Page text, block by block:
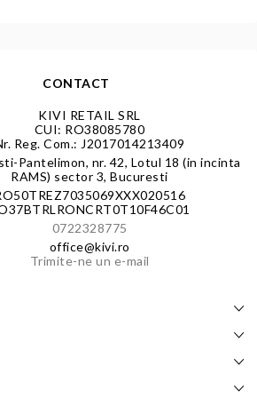
CONTACT
KIVI RETAIL SRL
CUI: RO38085780
Reg. Com.: J2017014213409
Pantelimon, nr. 42, Lotul 18 (in incinta
RAMS) sector 3, Bucuresti
0722328775
office@kivi.ro
Trimite-ne un e-mail